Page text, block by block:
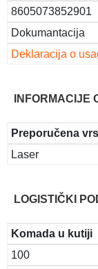
8605073852901
Dokumantacija
Deklaracija o
INFORMACIJE
Preporučena
Laser
LOGISTIČKI
Komada u kutiji
100